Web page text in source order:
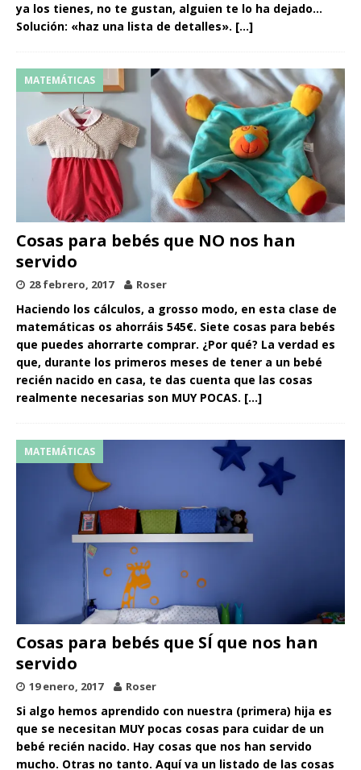
ya los tienes, no te gustan, alguien te lo ha dejado…
Solución: «haz una lista de detalles». […]
MATEMÁTICAS
Cosas para bebés que NO nos han
servido
28 febrero, 2017 Roser
Haciendo los cálculos, a grosso modo, en esta clase de
matemáticas os ahorráis 545€. Siete cosas para bebés
que puedes ahorrarte comprar. ¿Por qué? La verdad es
que, durante los primeros meses de tener a un bebé
recién nacido en casa, te das cuenta que las cosas
realmente necesarias son MUY POCAS. […]
MATEMÁTICAS
Cosas para bebés que SÍ que nos han
servido
19 enero, 2017 Roser
Si algo hemos aprendido con nuestra (primera) hija es
que se necesitan MUY pocas cosas para cuidar de un
bebé recién nacido. Hay cosas que nos han servido
mucho. Otras no tanto. Aquí va un listado de las cosas